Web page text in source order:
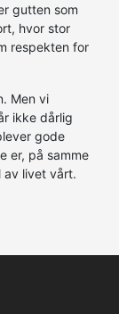
gutten som
hvor stor
respekten for
Men vi
ikke dårlig
gode
er, på samme
av livet vårt.